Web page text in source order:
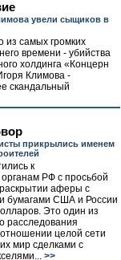
увели сыщиков в
из самых громких
времени - убийства
холдинга «Концерн
Климова -
скандальный
прикрылись именем
к
РФ с просьбой
раскрытии аферы с
США и России
Это один из
расследования
целой сети
мир сделками с
>>